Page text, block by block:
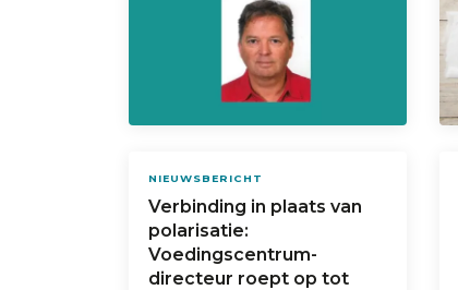
NIEUWSBERICHT
Verbinding in plaats van
polarisatie:
Voedingscentrum-
directeur roept op tot